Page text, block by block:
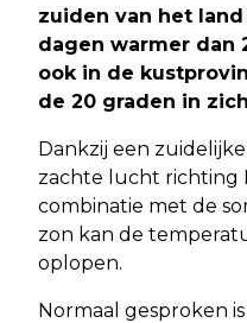
zuiden van het
dagen warmer dan
ook in de
de 20 graden in
Dankzij een
zachte lucht richting
combinatie met de
zon kan de
oplopen.
Normaal gesproken